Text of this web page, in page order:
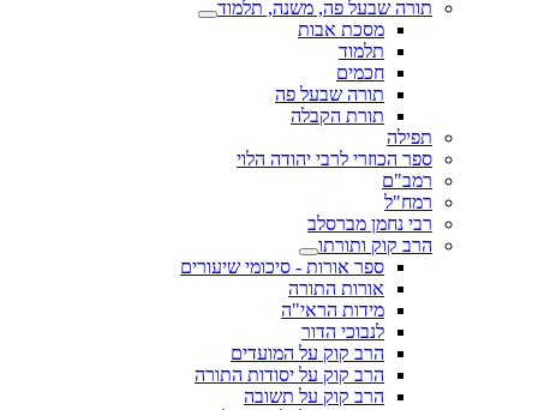
תורה שבעל פה, משנה, תלמוד
מסכת אבות
תלמוד
חכמים
תורה שבעל פה
תורת הקבלה
תפילה
ספר הכוזרי לרבי יהודה הלוי
רמב"ם
רמח"ל
רבי נחמן מברסלב
הרב קוק ותורתו
ספר אורות - סיכומי שיעורים
אורות התורה
מידות הראי"ה
לנבוכי הדור
הרב קוק על המועדים
הרב קוק על יסודות התורה
הרב קוק על תשובה